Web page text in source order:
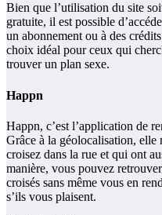
Bien que l’utilisation du site
gratuite, il est possible
un abonnement ou à des
choix idéal pour ceux qui
trouver un plan sexe.
Happn
Happn, c’est l’application de
Grâce à la géolocalisation, elle
croisez dans la rue et qui ont
manière, vous pouvez
croisés sans même vous en
s’ils vous plaisent.